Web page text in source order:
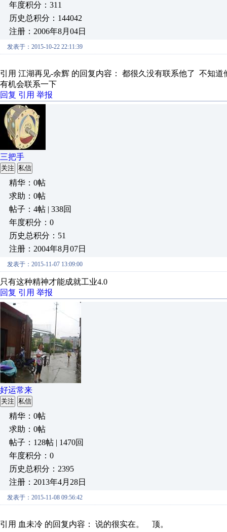
年度积分：311
历史总积分：144042
注册：2006年8月04日
发表于：2015-10-22 22:11:39
引用 江湖再见-余辉 的回复内容： 都很久没有联系他了 不知道
有机会联系一下
回复 引用 举报
三把手
关注 私信
精华：0帖
求助：0帖
帖子：4帖 | 338回
年度积分：0
历史总积分：51
注册：2004年8月07日
发表于：2015-11-07 13:09:00
只有这种精神才能成就工业4.0
回复 引用 举报
好运常来
关注 私信
精华：0帖
求助：0帖
帖子：128帖 | 1470回
年度积分：0
历史总积分：2395
注册：2013年4月28日
发表于：2015-11-08 09:56:42
引用 血未冷 的回复内容： 说的很实在。 顶。